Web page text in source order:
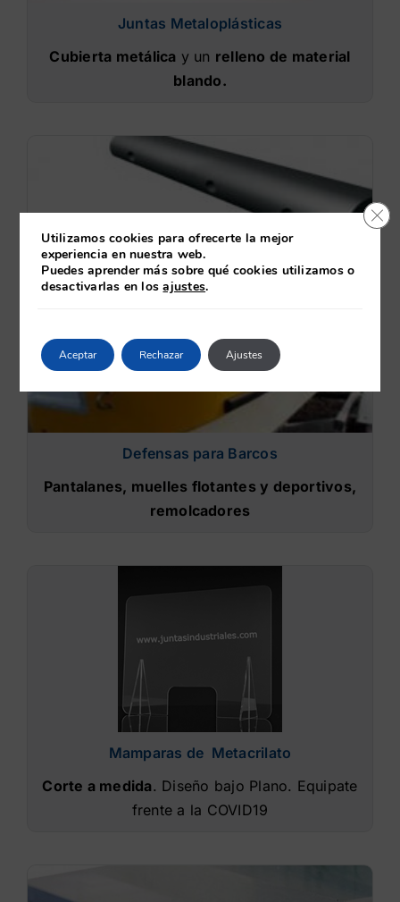
Juntas Metaloplásticas
Cubierta metálica y un relleno de material
blando.
Defensas para Barcos
Pantalanes, muelles flotantes y deportivos,
remolcadores
Mamparas de Metacrilato
Corte a medida. Diseño bajo Plano. Equipate
frente a la COVID19
Utilizamos cookies para ofrecerte la mejor
experiencia en nuestra web.
Puedes aprender más sobre qué cookies utilizamos o
desactivarlas en losajustes.
Aceptar Rechazar Ajustes